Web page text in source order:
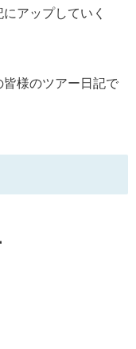
アップしていく
様のツアー日記で